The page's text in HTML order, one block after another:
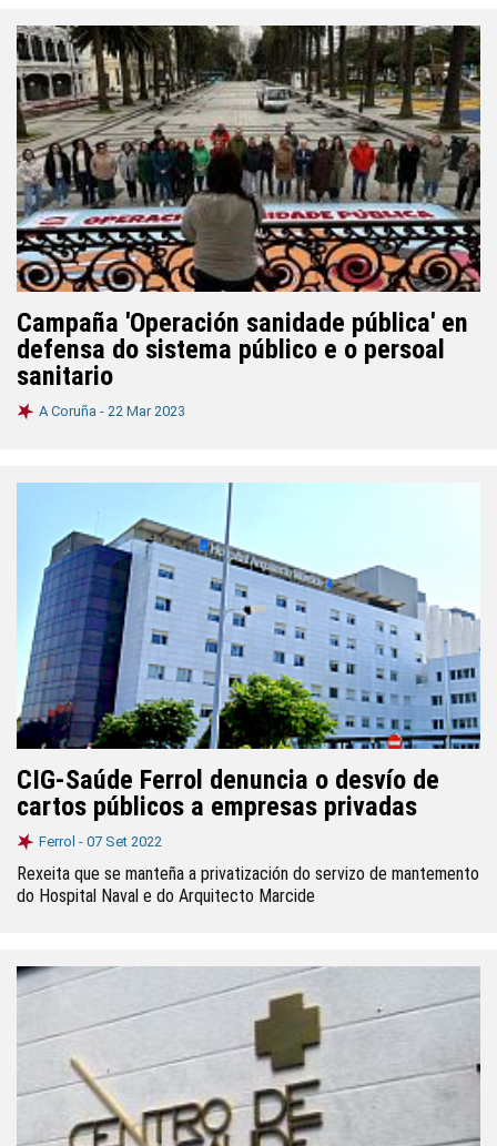
Campaña 'Operación sanidade pública' en
defensa do sistema público e o persoal
sanitario
A Coruña - 22 Mar 2023
CIG-Saúde Ferrol denuncia o desvío de
cartos públicos a empresas privadas
Ferrol - 07 Set 2022
Rexeita que se manteña a privatización do servizo de mantemento
do Hospital Naval e do Arquitecto Marcide